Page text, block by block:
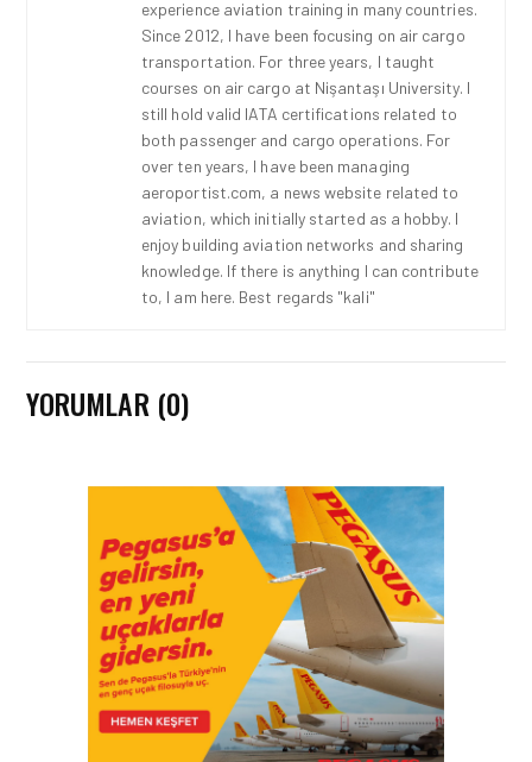
experience aviation training in many countries.
Since 2012, I have been focusing on air cargo
transportation. For three years, I taught
courses on air cargo at Nişantaşı University. I
still hold valid IATA certifications related to
both passenger and cargo operations. For
over ten years, I have been managing
aeroportist.com, a news website related to
aviation, which initially started as a hobby. I
enjoy building aviation networks and sharing
knowledge. If there is anything I can contribute
to, I am here. Best regards "kali"
YORUMLAR (0)
HAVAALANI • 05 AĞU 2026
İSTANBUL VALI
YARDIMCISI BEKIR
DINKIRCI’DEN KONTROL
KULESI’NE ZIYARET
HAVAALANI • 05 AĞU 2026
TASARIMDAN GERÇEĞE:
ANKARA HAVALIMANI
DEVLET KONUKEVI